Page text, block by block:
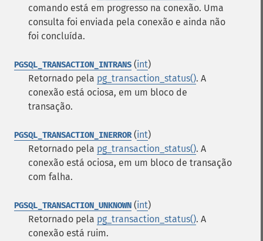
comando está em progresso na conexão. Uma
consulta foi enviada pela conexão e ainda não
foi concluída.
PGSQL_TRANSACTION_INTRANS (int)
Retornado pela pg_transaction_status(). A
conexão está ociosa, em um bloco de
transação.
PGSQL_TRANSACTION_INERROR(int)
Retornado pela pg_transaction_status(). A
conexão está ociosa, em um bloco de transação
com falha.
PGSQL_TRANSACTION_UNKNOWN (int)
Retornado pela pg_transaction_status(). A
conexão está ruim.